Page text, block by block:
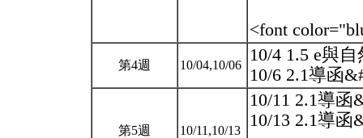
<font
第4週 10/04,10/06
10/4 1.5 e與
10/6 2.1導函
第5週 10/11,10/13
10/11 2.1導函
10/13 2.1導函